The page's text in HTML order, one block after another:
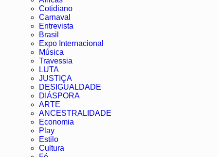
Cotidiano
Carnaval
Entrevista
Brasil
Expo Internacional
Música
Travessia
LUTA
JUSTIÇA
DESIGUALDADE
DIÁSPORA
ARTE
ANCESTRALIDADE
Economia
Play
Estilo
Cultura